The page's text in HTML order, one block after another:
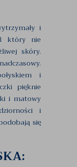
i
który nie
skóry.
i
pięknie
i matowy
i
się